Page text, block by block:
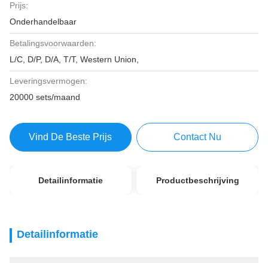
Prijs:
Onderhandelbaar
Betalingsvoorwaarden:
L/C, D/P, D/A, T/T, Western Union,
Leveringsvermogen:
20000 sets/maand
Vind De Beste Prijs Contact Nu
Detailinformatie Productbeschrijving
Detailinformatie